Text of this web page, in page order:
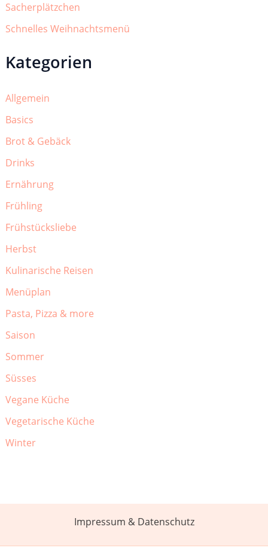
Sacherplätzchen
Schnelles Weihnachtsmenü
Kategorien
Allgemein
Basics
Brot & Gebäck
Drinks
Ernährung
Frühling
Frühstücksliebe
Herbst
Kulinarische Reisen
Menüplan
Pasta, Pizza & more
Saison
Sommer
Süsses
Vegane Küche
Vegetarische Küche
Winter
Impressum & Datenschutz